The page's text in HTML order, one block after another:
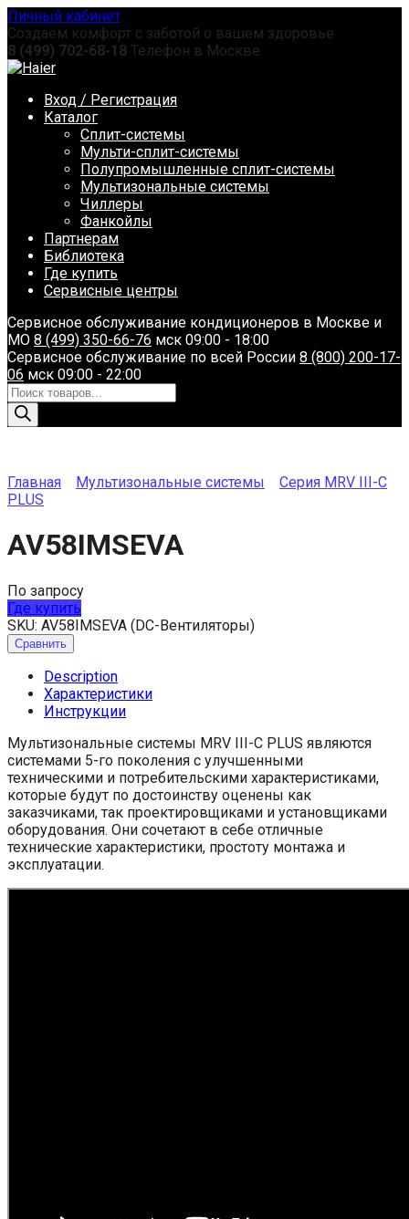
Перейти
к
содержанию
Личный кабинет
Создаем комфорт с заботой о вашем здоровье
8 (499) 702-68-18 Телефон в Москве
Вход / Регистрация
Каталог
Сплит-системы
Мульти-сплит-системы
Полупромышленные сплит-системы
Мультизональные системы
Чиллеры
Фанкойлы
Партнерам
Библиотека
Где купить
Сервисные центры
Сервисное обслуживание кондиционеров в Москве и
МО 8 (499) 350-66-76 мск 09:00 - 18:00
Сервисное обслуживание по всей России 8 (800) 200-17-
06 мск 09:00 - 22:00
Поиск
товаров
Главная Мультизональные системы
Серия MRV III-C
PLUS
AV58IMSEVA
По запросу
Где купить
SKU: AV58IMSEVA (DC-Вентиляторы)
Сравнить
Description
Характеристики
Инструкции
Мультизональные системы MRV III-C PLUS являются
системами 5-го поколения с улучшенными
техническими и потребительскими характеристиками,
которые будут по достоинству оценены как
заказчиками, так проектировщиками и установщиками
оборудования. Они сочетают в себе отличные
технические характеристики, простоту монтажа и
эксплуатации.